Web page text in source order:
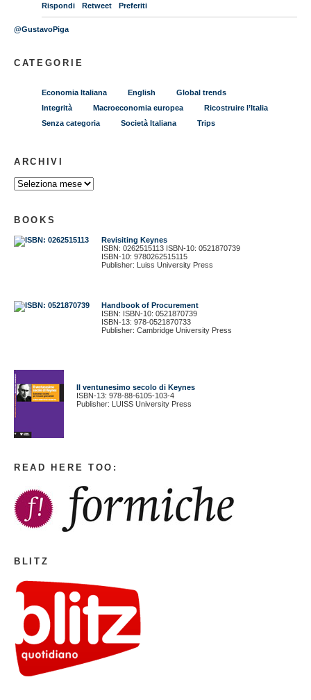
Rispondi
Retweet Preferiti
@GustavoPiga
CATEGORIE
Economia Italiana English
Global trends
Integrità
Macroeconomia europea
Ricostruire l’Italia
Senza categoria
Società Italiana Trips
ARCHIVI
BOOKS
Revisiting Keynes
ISBN: 0262515113 ISBN-10: 0521870739
ISBN-10: 9780262515115
Publisher: Luiss University Press
Handbook of Procurement
ISBN: ISBN-10: 0521870739
ISBN-13: 978-0521870733
Publisher: Cambridge University Press
Il ventunesimo secolo di Keynes
ISBN-13: 978-88-6105-103-4
Publisher: LUISS University Press
READ HERE TOO:
BLITZ